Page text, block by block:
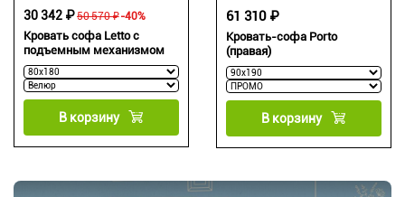
Кровать софа Letto с
подъемным механизмом
50 570 ₽
30 342 ₽ -40%
В корзину
Кровать-софа Porto
(правая)
61 310 ₽
В корзину